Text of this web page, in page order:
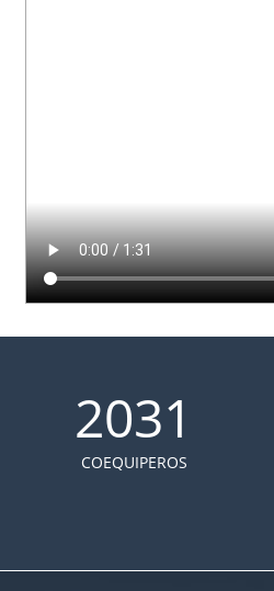
2031
COEQUIPEROS